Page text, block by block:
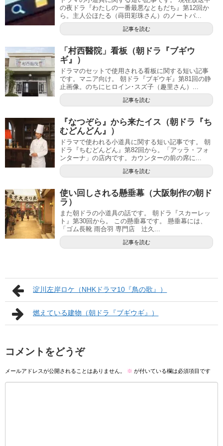
の夜ドラ『わたしの一番最悪なともだち』第12回か
ら。主人公ほたる（蒔田彩珠さん）のノートパ...
記事を読む
「村西醫院」看板（朝ドラ『ブギウ
ギ』）
ドラマのセットで使用される看板に関する短い記事
です。マニア向け。 朝ドラ『ブギウギ』第81回の静
止画像。のちにヒロイン･スズ子（趣里さん）...
記事を読む
『なつぞら』から来たイス（朝ドラ『ち
むどんどん』）
ドラマで使われる小道具に関する短い記事です。 朝
ドラ『ちむどんどん』第82回から。「アッラ・フォ
ンターナ」の店内です。カウンターの前の席に...
記事を読む
使い回しされる懸垂幕（大阪制作の朝ド
ラ）
また朝ドラの小道具の話です。 朝ドラ『スカーレッ
ト』第30回から。 この懸垂幕です。 懸垂幕には、
「ゴム長靴 雨合羽 専門店 辻久...
記事を読む
淀川左岸ロケ（NHKドラマ10『鳥の歌』）
燃えている建物（朝ドラ『ブギウギ』）
コメントをどうぞ
メールアドレスが公開されることはありません。 ※ が付いている欄は必須項目です